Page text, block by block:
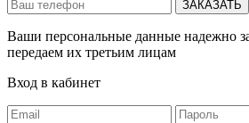
Ваши персональные данные надежно
передаем их третьим лицам
Вход в кабинет